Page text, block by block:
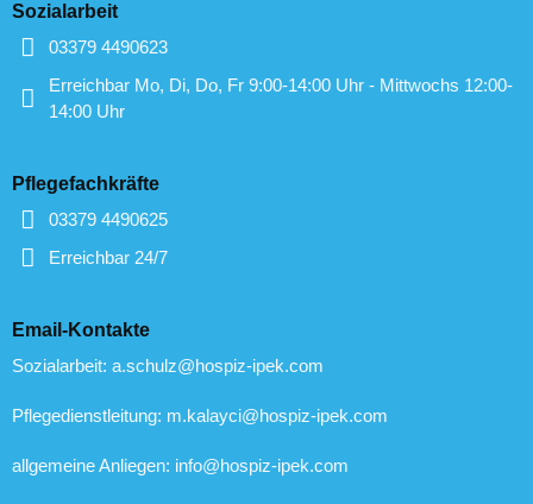
Sozialarbeit
03379 4490623
Erreichbar Mo, Di, Do, Fr 9:00-14:00 Uhr - Mittwochs 12:00-
14:00 Uhr
Pflegefachkräfte
03379 4490625
Erreichbar 24/7
Email-Kontakte
Sozialarbeit: a.schulz@hospiz-ipek.com
Pflegedienstleitung: m.kalayci@hospiz-ipek.com
allgemeine Anliegen: info@hospiz-ipek.com